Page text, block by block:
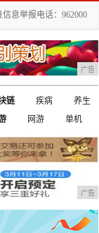
息举报电话：962000
广告
链 疾病
养生
网游 单机
广告